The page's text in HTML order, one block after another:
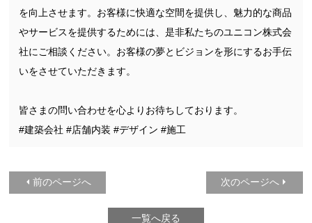
を向上させます。お客様に快適な空間を提供し、魅力的な商品
やサービスを提供するためには、是非私たちのユニコン株式会
社にご相談ください。お客様の夢とビジョンを形にするお手伝
いをさせていただきます。
皆さまの問い合わせを心よりお待ちしております。
#建築会社 #店舗内装 #デザイン #施工
前のページへ 次のページへ
一覧へ戻る